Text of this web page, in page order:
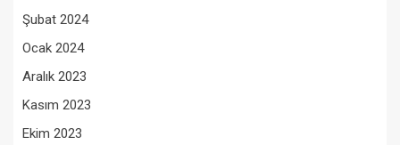
Şubat 2024
Ocak 2024
Aralık 2023
Kasım 2023
Ekim 2023